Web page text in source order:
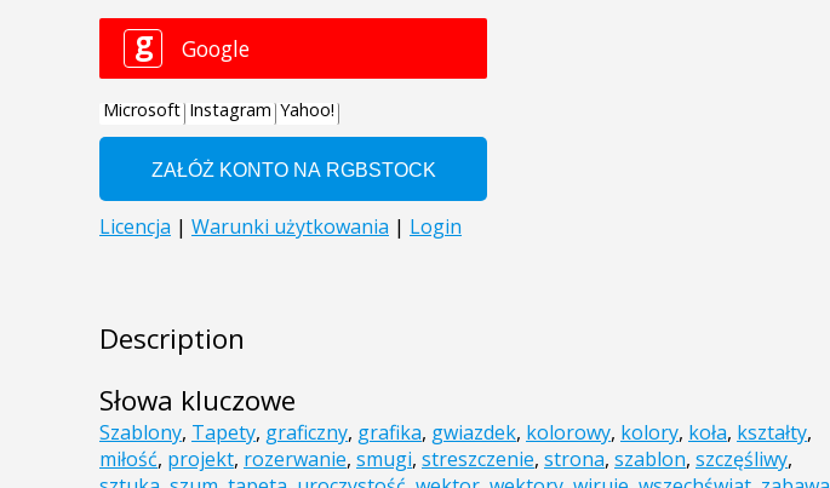
Description
Słowa kluczowe
Szablony, Tapety, graficzny, grafika, gwiazdek, kolorowy, kolory, koła, kształty,
miłość, projekt, rozerwanie, smugi, streszczenie, strona, szablon, szczęśliwy,